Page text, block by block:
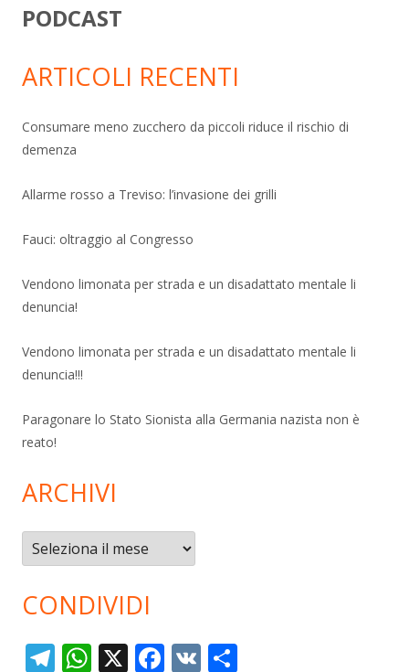
PODCAST
ARTICOLI RECENTI
Consumare meno zucchero da piccoli riduce il rischio di
demenza
Allarme rosso a Treviso: l’invasione dei grilli
Fauci: oltraggio al Congresso
Vendono limonata per strada e un disadattato mentale li
denuncia!
Vendono limonata per strada e un disadattato mentale li
denuncia!!!
Paragonare lo Stato Sionista alla Germania nazista non è
reato!
ARCHIVI
Archivi
CONDIVIDI
T W X F V